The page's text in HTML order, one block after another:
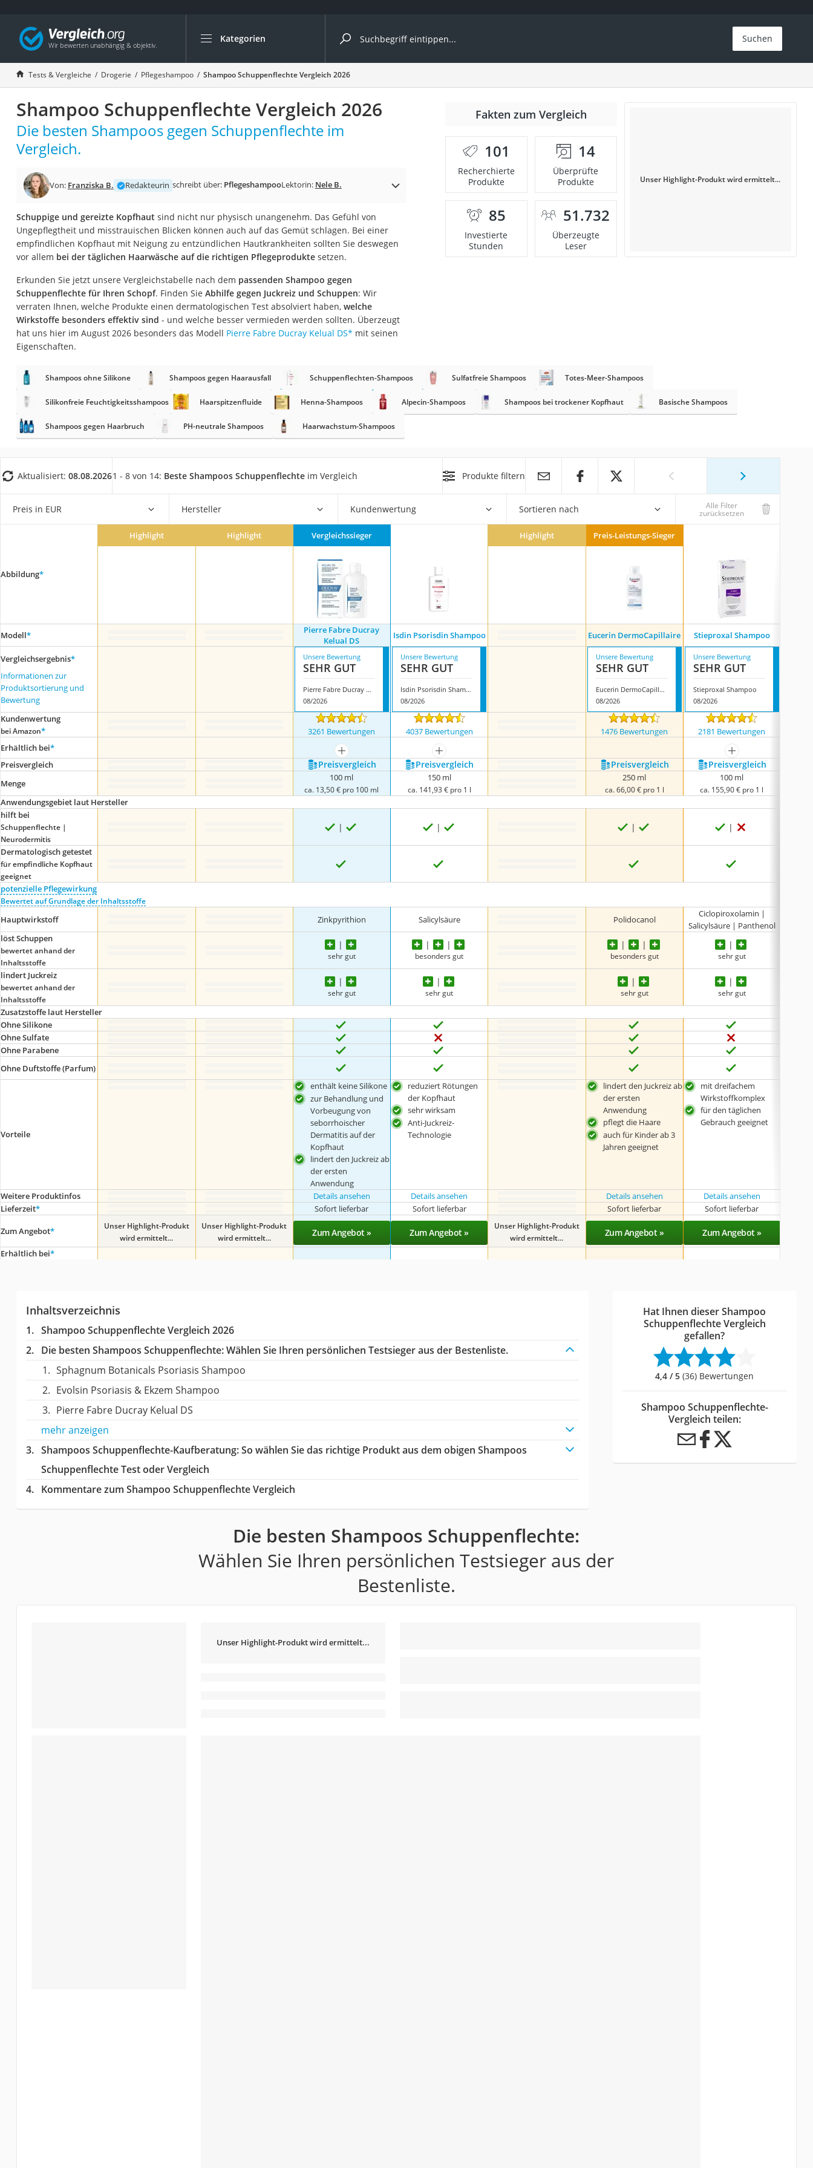
Kategorien
Die beliebtesten Vergleiche nach Kategorie
Drogerie
Inhalator
Haarschneider
Rollator
Braun Rasierer
Rasierer
Massagepistole
Epilierer
Reisehaartrockner
Eiweißpulver
Magnesiumpräparat
Katzenklappe
Nackenmassagegerät
leichter Haartrockner
Philips-Sonicare-Zahnbürste
Mineralfutter Pferd
Service
Suchen
Tests & Vergleiche Drogerie Pflegeshampoo Shampoo Schuppenflechte Vergleich 2026
Shampoo Schuppenflechte Vergleich 2026
Die besten Shampoos gegen Schuppenflechte im
Vergleich.
Von: Franziska B. Redakteurin schreibt über: PflegeshampooLektorin: Nele B.
Schuppige und gereizte Kopfhaut sind nicht nur physisch unangenehm. Das Gefühl von
Ungepflegtheit und misstrauischen Blicken können auch auf das Gemüt schlagen. Bei einer
empfindlichen Kopfhaut mit Neigung zu entzündlichen Hautkrankheiten sollten Sie deswegen
vor allem bei der täglichen Haarwäsche auf die richtigen Pflegeproduktesetzen.
Erkunden Sie jetzt unsere Vergleichstabelle nach dem passenden Shampoo gegen
Schuppenflechte für Ihren Schopf. Finden Sie Abhilfe gegen Juckreiz und Schuppen: Wir
verraten Ihnen, welche Produkte einen dermatologischen Test absolviert haben, welche
Wirkstoffe besonders effektiv sind - und welche besser vermieden werden sollten. Überzeugt
hat uns hier im August 2026 besonders das Modell Pierre Fabre Ducray Kelual DS* mit seinen
Eigenschaften.
Fakten zum Vergleich
101
Recherchierte
Produkte
14
Überprüfte
Produkte
85
Investierte
Stunden
51.732
Überzeugte
Leser
Unser Highlight-Produkt wird ermittelt...
Shampoos ohne Silikone Shampoos gegen Haarausfall Schuppenflechten-Shampoos Sulfatfreie Shampoos Totes-Meer-Shampoos
Silikonfreie Feuchtigkeitsshampoos Haarspitzenfluide Henna-Shampoos Alpecin-Shampoos Shampoos bei trockener Kopfhaut Basische Shampoos
Shampoos gegen Haarbruch PH-neutrale Shampoos Haarwachstum-Shampoos
Aktualisiert: 08.08.20261 - 8 von 14: Beste Shampoos Schuppenflechte im Vergleich Produkte filtern
Preis in EUR Hersteller Kundenwertung Sortieren nach Alle Filter
zurücksetzen
Abbildung*
Highlight Highlight Vergleichssieger Highlight Preis-Leistungs-Sieger
Modell*
Pierre Fabre Ducray
Kelual DS
Isdin Psorisdin Shampoo Eucerin DermoCapillaire Stieproxal Shampoo
Vergleichsergebnis*
Informationen zur
Produktsortierung und
Bewertung
Unsere Bewertung
SEHR GUT
Pierre Fabre Ducray Kelual DS
08/2026
Unsere Bewertung
SEHR GUT
Isdin Psorisdin Shampoo
08/2026
Unsere Bewertung
SEHR GUT
Eucerin DermoCapillaire
08/2026
Unsere Bewertung
SEHR GUT
Stieproxal Shampoo
08/2026
Kundenwertung
bei Amazon* 3261 Bewertungen 4037 Bewertungen 1476 Bewertungen 2181 Bewertungen
Erhältlich bei*
mehr anzeigen mehr anzeigen
mehr anzeigen
Preis­vergleich
Preis­vergleich Preis­vergleich Preis­vergleich Preis­vergleich
Menge
100 ml
ca. 13,50 € pro 100 ml
150 ml
ca. 141,93 € pro 1 l
250 ml
ca. 66,00 € pro 1 l
100 ml
ca. 155,90 € pro 1 l
Anwendungsgebiet laut Hersteller
hilft bei
Schuppenflechte |
Neurodermitis
Dermatologisch getestet
für empfindliche Kopfhaut
geeignet
potenzielle Pflegewirkung
Bewertet auf Grundlage der Inhaltsstoffe
Hauptwirkstoff Zinkpyrithion Salicylsäure Polidocanol
Ciclopiroxolamin |
Salicylsäure | Panthenol
löst Schuppen
bewertet anhand der
Inhaltsstoffe
sehr gut besonders gut besonders gut sehr gut
lindert Juckreiz
bewertet anhand der
Inhaltsstoffe
sehr gut sehr gut sehr gut sehr gut
Zusatzstoffe laut Hersteller
Ohne Silikone
Ohne Sulfate
Ohne Parabene
Ohne Duftstoffe (Parfum)
Vorteile
enthält keine Silikone
zur Behandlung und
Vorbeugung von
seborrhoischer
Dermatitis auf der
Kopfhaut
lindert den Juckreiz ab
der ersten
Anwendung
reduziert Rötungen
der Kopfhaut
sehr wirksam
Anti-Juckreiz-
Technologie
lindert den Juckreiz ab
der ersten
Anwendung
pflegt die Haare
auch für Kinder ab 3
Jahren geeignet
mit dreifachem
Wirkstoffkomplex
für den täglichen
Gebrauch geeignet
Weitere Produktinfos Details ansehen Details ansehen Details ansehen Details ansehen
Lieferzeit* Sofort lieferbar Sofort lieferbar Sofort lieferbar Sofort lieferbar
Zum Angebot*
Unser Highlight-Produkt
wird ermittelt...
Unser Highlight-Produkt
wird ermittelt...
Zum Angebot » Zum Angebot »
Unser Highlight-Produkt
wird ermittelt...
Zum Angebot » Zum Angebot »
Erhältlich bei*
Inhaltsverzeichnis
Shampoo Schuppenflechte Vergleich 2026
Die besten Shampoos Schuppenflechte:Wählen Sie Ihren persönlichen Testsieger aus der Bestenliste.
Sphagnum Botanicals Psoriasis Shampoo
Evolsin Psoriasis & Ekzem Shampoo
Pierre Fabre Ducray Kelual DS
mehr anzeigen
Shampoos Schuppenflechte-Kaufberatung: So wählen Sie das richtige Produkt aus dem obigen Shampoos
Schuppenflechte Test oder Vergleich
Kommentare zum Shampoo Schuppenflechte Vergleich
Hat Ihnen dieser Shampoo
Schuppenflechte Vergleich
gefallen?
4,4 / 5 (36) Bewertungen
Shampoo Schuppenflechte-
Vergleich teilen:
Die besten Shampoos Schuppenflechte:
Wählen Sie Ihren persönlichen Testsieger aus der
Bestenliste.
Unser Highlight-Produkt wird ermittelt...